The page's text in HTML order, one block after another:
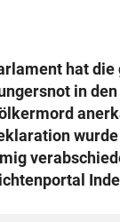
& Co KG 2026
hat die
in